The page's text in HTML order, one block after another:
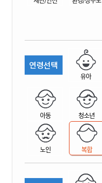
연령선택
유아
아동 청소년
노인 복합